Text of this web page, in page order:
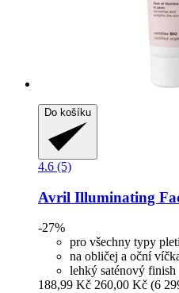
Do košíku
4.6 (5)
Avril Illuminating
-27%
pro všechny typy
na obličej a oční
lehký saténový finish
188,99 Kč 260,00 Kč (6